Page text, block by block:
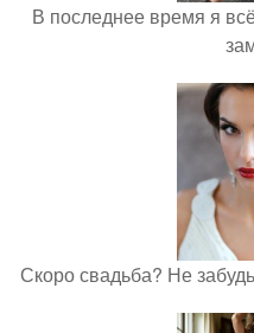
В последнее время я
Скоро свадьба? Не